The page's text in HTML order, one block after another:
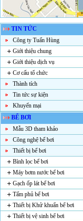
TIN TỨC
Công ty Tuấn Hùng
Giới thiệu chung
Giới thiệu dịch vụ
Cơ cấu tổ chức
Thành tích
Tin tức sự kiện
Khuyến mại
BỂ BƠI
Mẫu 3D tham khảo
Công nghệ bể bơi
Thiết bị bể bơi
Bình lọc bể bơi
Máy bơm nước bể bơi
Gạch ốp lát bể bơi
Tấm phủ bể bơi
Thiết bị Khử khuẩn bể bơi
Thiết bị vệ sinh bể bơi